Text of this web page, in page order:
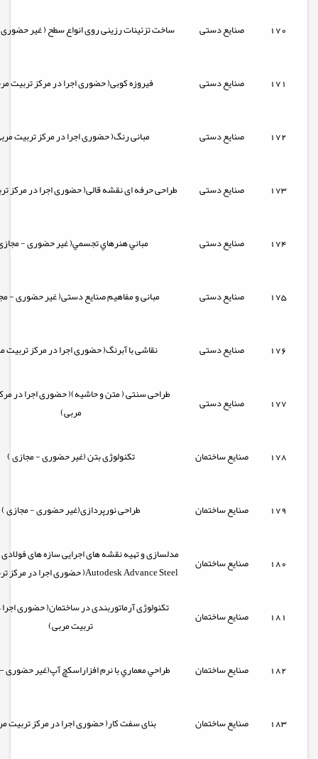
170 صنایع دستی ساخت تزئینات رزینی روی انواع سطح ( غیر
171 صنایع دستی فیروزه کوبی( حضوری اجرا در مرکز تربیت
172 صنایع دستی مبانی رنگ( حضوری اجرا در مرکز تربیت
173 صنایع دستی طراحی حرفه ای نقشه قالی( حضوری اجرا در مرکز
174 صنایع دستی مباني هنرهاي تجسمي( غیر حضوری -
175 صنایع دستی مبانی و مفاهیم صنایع دستی( غیر حضوری -
176 صنایع دستی نقاشی با آبرنگ( حضوری اجرا در مرکز تربیت
177 صنایع دستی
طراحی سنتی ( متن و حاشیه)( حضوری اجرا در
مربی)
178 صنایع ساختمان تکنولوژی بتن (غیر حضوری - مجازی )
179 صنایع ساختمان طراحی نورپردازی(غیر حضوری - مجازی )
180 صنایع ساختمان
مدلسازی و تهیه نقشه های اجرایی سازه های فولادی
Autodesk Advance Steel( حضوری اجرا در مرکز تربیت مربی)
181 صنایع ساختمان
تکنولوژی آرماتوربندی در ساختمان( حضوری
تربیت مربی)
182 صنایع ساختمان طراحي معماري با نرم افزاراسکچ آپ(غیر حضوری
183 صنایع ساختمان بنای سفت کار( حضوری اجرا در مرکز تربیت